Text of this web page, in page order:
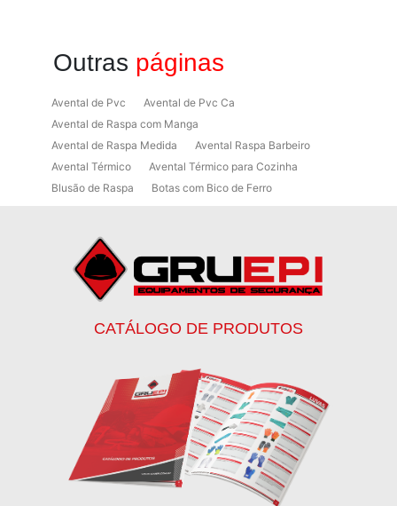
Outras páginas
Avental de Pvc
Avental de Pvc Ca
Avental de Raspa com Manga
Avental de Raspa Medida
Avental Raspa Barbeiro
Avental Térmico
Avental Térmico para Cozinha
Blusão de Raspa
Botas com Bico de Ferro
Botinas
Botinas Bico de Ferro
Botinas de Segurança
Botinas de Trabalho
Botinas EPI
Botinas Masculinas para Trabalho
Calçados de Segurança
Calçados de Segurança Epi
Capacete de Segurança Ca
Capacete de Segurança Classe b
Capacetes de Proteção
Capacetes de Proteção EPI
Capacetes de Segurança
Capacetes EPI
Capa de Chuva Pvc Amarela C/ Forro e Capuz
Capa de Chuva Pvc Preta C/ Forro e Capuz
CATÁLOGO DE PRODUTOS